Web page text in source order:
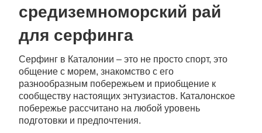
средиземноморский рай
для серфинга
Серфинг в Каталонии – это не просто спорт, это
общение с морем, знакомство с его
разнообразным побережьем и приобщение к
сообществу настоящих энтузиастов. Каталонское
побережье рассчитано на любой уровень
подготовки и предпочтения.